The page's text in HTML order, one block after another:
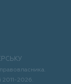
правовласника.
2011-2026.